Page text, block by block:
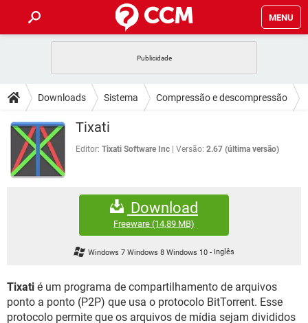
MENU
CELULAR FACEBOOK
OUTLOOK
INSTAGRAM GMAIL
GUIA DE COMPRAS
DICAS
JOGOS
CELULAR
OUTLOOK
DOWNLOADS
JOGOS WHATSAPP
CELULAR
EXCEL
GMAIL
FÓRUM
FACEBOOK
EXCEL
GMAIL
WHATSAPP
INSTAGRAM GMAIL
GUIA DE COMPRAS
Downloads Sistema Compressão e descompressão
Tixati
Editor: Tixati Software Inc Versão: 2.67 (última versão)
Download
Freeware (14,89 MB)
Windows 7 Windows 8 Windows 10 - Inglês
Tixati é um programa de compartilhamento de arquivos
ponto a ponto (P2P) que usa o protocolo BitTorrent. Esse
protocolo permite que os arquivos de mídia sejam divididos